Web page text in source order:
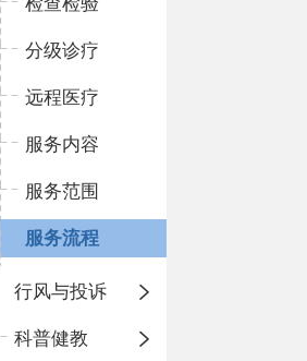
分级诊疗
远程医疗
服务内容
服务范围
服务流程
行风与投诉
科普健教